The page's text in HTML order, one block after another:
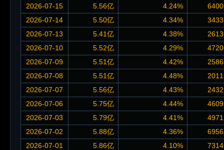
2026-07-15
5.56亿 4.24%
2026-07-14
5.50亿 4.34%
2026-07-13
5.41亿 4.38%
2026-07-10
5.52亿 4.29%
2026-07-09
5.51亿 4.42%
2026-07-08
5.51亿 4.48%
2026-07-07
5.56亿 4.43%
2026-07-06
5.75亿 4.44%
2026-07-03
5.79亿 4.41%
2026-07-02
5.88亿 4.36%
2026-07-01
5.86亿 4.10%